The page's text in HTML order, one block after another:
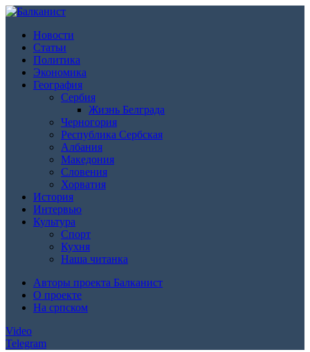
Новости
Статьи
Политика
Экономика
География
Сербия
Жизнь Белграда
Черногория
Республика Сербская
Албания
Македония
Словения
Хорватия
История
Интервью
Культура
Спорт
Кухня
Наша читанка
Авторы проекта Балканист
О проекте
На српском
Video
Telegram